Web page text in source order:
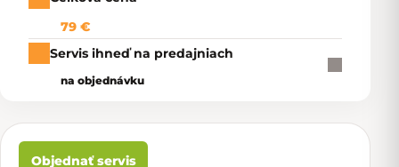
79 €
Servis ihneď na predajniach
na objednávku
Objednať servis